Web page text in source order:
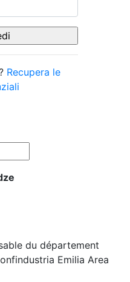
Recupera le
du département
Emilia Area